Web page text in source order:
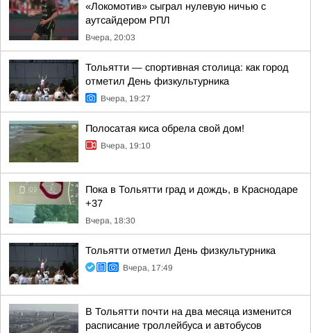
«Локомотив» сыграл нулевую ничью с
аутсайдером РПЛ
Вчера, 20:03
Тольятти — спортивная столица: как город
отметил День физкультурника
Вчера, 19:27
Полосатая киса обрела свой дом!
Вчера, 19:10
Пока в Тольятти град и дождь, в Краснодаре
+37
Вчера, 18:30
Тольятти отметил День физкультурника
Вчера, 17:49
В Тольятти почти на два месяца изменится
расписание троллейбуса и автобусов